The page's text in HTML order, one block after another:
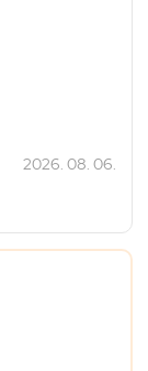
2026. 08. 06.